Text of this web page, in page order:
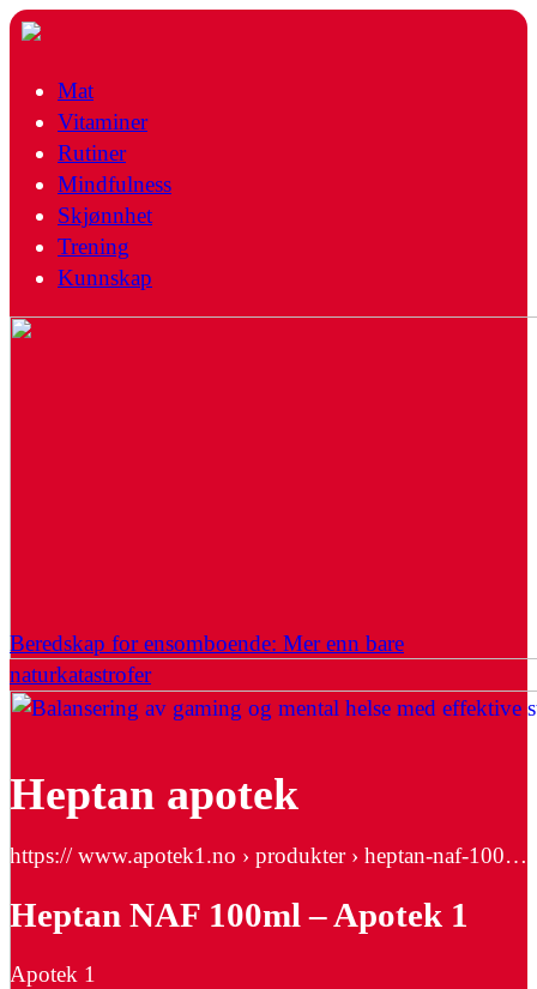
Mat
Vitaminer
Rutiner
Mindfulness
Skjønnhet
Trening
Kunnskap
Beredskap for ensomboende: Mer enn bare
naturkatastrofer
Heptan apotek
https:// www.apotek1.no › produkter › heptan-naf-100…
Heptan NAF 100ml – Apotek 1
Apotek 1